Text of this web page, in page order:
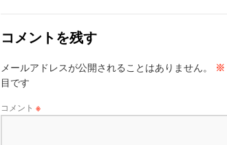
コメントを残す
メールアドレスが公開されることはありません。 ※
目です
コメント ※